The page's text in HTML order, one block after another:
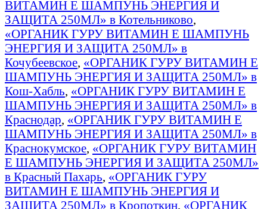
ВИТАМИН E ШАМПУНЬ ЭНЕРГИЯ И
ЗАЩИТА 250МЛ» в Котельниково,
«ОРГАНИК ГУРУ ВИТАМИН E ШАМПУНЬ
ЭНЕРГИЯ И ЗАЩИТА 250МЛ» в
Кочубеевское, «ОРГАНИК ГУРУ ВИТАМИН E
ШАМПУНЬ ЭНЕРГИЯ И ЗАЩИТА 250МЛ» в
Кош-Хабль, «ОРГАНИК ГУРУ ВИТАМИН E
ШАМПУНЬ ЭНЕРГИЯ И ЗАЩИТА 250МЛ» в
Краснодар, «ОРГАНИК ГУРУ ВИТАМИН E
ШАМПУНЬ ЭНЕРГИЯ И ЗАЩИТА 250МЛ» в
Краснокумское, «ОРГАНИК ГУРУ ВИТАМИН
E ШАМПУНЬ ЭНЕРГИЯ И ЗАЩИТА 250МЛ»
в Красный Пахарь, «ОРГАНИК ГУРУ
ВИТАМИН E ШАМПУНЬ ЭНЕРГИЯ И
ЗАЩИТА 250МЛ» в Кропоткин, «ОРГАНИК